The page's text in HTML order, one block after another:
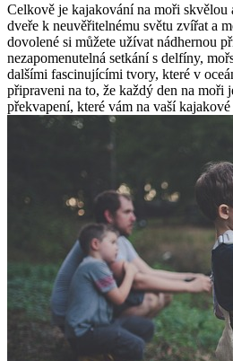
Celkově je ‌kajakování na moři skvělou
dveře k neuvěřitelnému světu zvířat a
dovolené ​si můžete ‌užívat nádhernou
nezapomenutelná setkání s delfíny,
dalšími fascinujícími tvory, které v
připraveni na‌ to,⁢ že každý den na moři
překvapení, ⁣které vám na vaší